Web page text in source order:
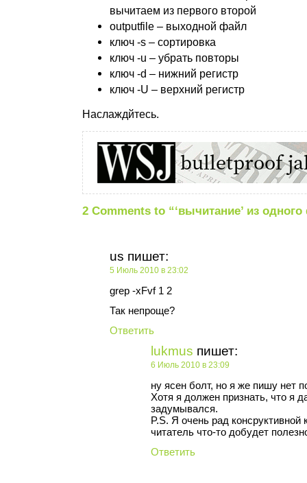
вычитаем из первого второй
outputfile – выходной файл
ключ -s – сортировка
ключ -u – убрать повторы
ключ -d – нижний регистр
ключ -U – верхний регистр
Наслаждйтесь.
2 Comments to “‘вычитание’ из
us пишет:
5 Июль 2010 в 23:02
grep -xFvf 1 2
Так непроще?
Ответить
lukmus пишет:
6 Июль 2010 в 23:09
ну ясен болт, но я же пишу нет
Хотя я должен признать, что я
задумывался.
P.S. Я очень рад консруктивной
читатель что-то добудет
Ответить